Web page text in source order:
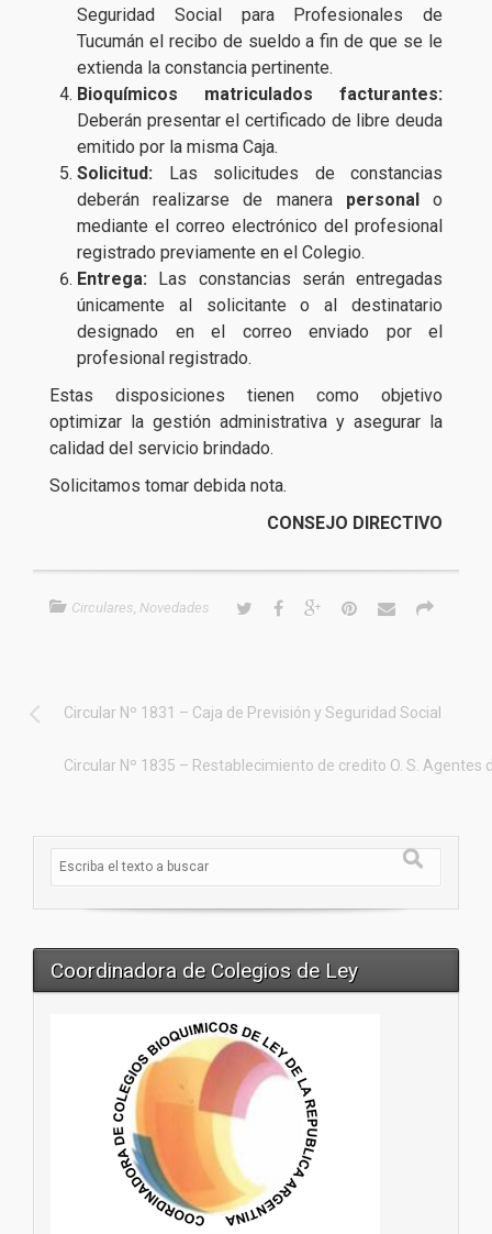
Seguridad Social para Profesionales de
Tucumán el recibo de sueldo a fin de que se le
extienda la constancia pertinente.
Bioquímicos matriculados facturantes:
Deberán presentar el certificado de libre deuda
emitido por la misma Caja.
Solicitud: Las solicitudes de constancias
deberán realizarse de manera personalo
mediante el correo electrónico del profesional
registrado previamente en el Colegio.
Entrega: Las constancias serán entregadas
únicamente al solicitante o al destinatario
designado en el correo enviado por el
profesional registrado.
Estas disposiciones tienen como objetivo
optimizar la gestión administrativa y asegurar la
calidad del servicio brindado.
Solicitamos tomar debida nota.
CONSEJO DIRECTIVO
Circulares Novedades
Circular Nº 1831 – Caja de Previsión y Seguridad Social
Circular Nº 1835 – Restablecimiento de credito O. S.
Coordinadora de Colegios de Ley